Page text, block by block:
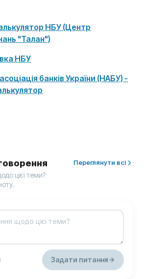
НБУ (Центр
"Талан")
НБУ
банків України (НАБУ) -
цієї теми?
Переглянути всі
Задати питання